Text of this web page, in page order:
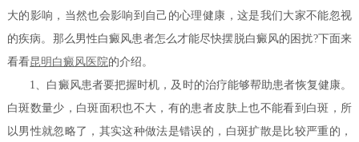
大的影响，当然也会影响到自己的心理健康，这是我们大家不能忽视
的疾病。那么男性白癜风患者怎么才能尽快摆脱白癜风的困扰?下面来
看看昆明白癜风医院的介绍。
1、白癜风患者要把握时机，及时的治疗能够帮助患者恢复健康。
白斑数量少，白斑面积也不大，有的患者皮肤上也不能看到白斑，所
以男性就忽略了，其实这种做法是错误的，白斑扩散是比较严重的，